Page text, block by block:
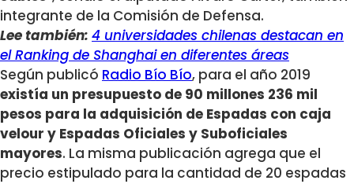
integrante de la Comisión de Defensa.
Lee también: 4 universidades chilenas destacan en
el Ranking de Shanghai en diferentes áreas
Según publicó Radio Bío Bío, para el año 2019
existía un presupuesto de 90 millones 236 mil
pesos para la adquisición de Espadas con caja
velour y Espadas Oficiales y Suboficiales
mayores. La misma publicación agrega que el
precio estipulado para la cantidad de 20 espadas